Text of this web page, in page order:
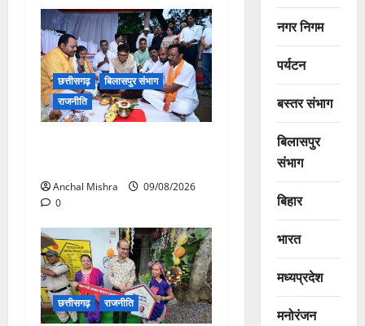
छत्तीसगढ़
बिलासपुर संभाग
राजनीति
Anchal Mishra
09/08/2026
0
छत्तीसगढ़ राजनीति
नगर निगम
पर्यटन
बस्तर संभाग
बिलासपुर
संभाग
बिहार
भारत
मध्यप्रदेश
मनोरंजन